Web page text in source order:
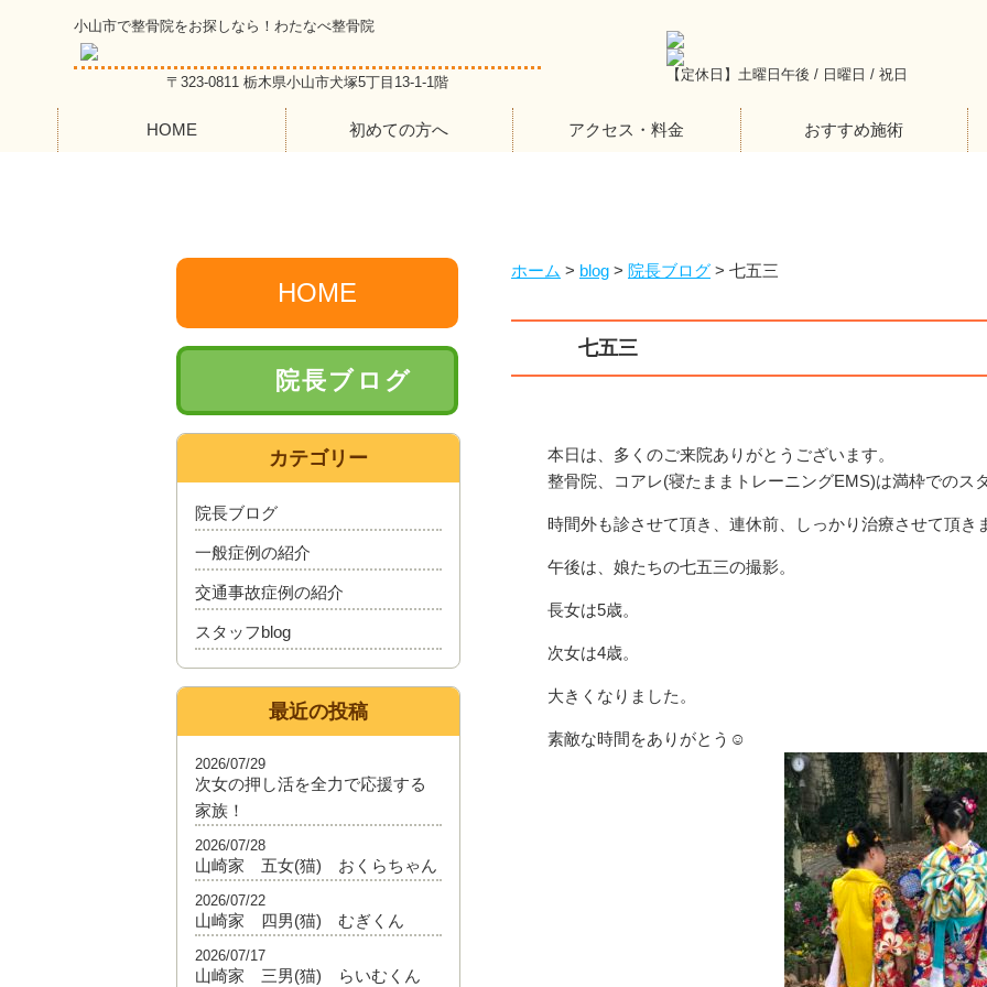
小山市で整骨院をお探しなら！わたなべ整骨院
〒323-0811 栃木県小山市犬塚5丁目13-1-1階 【定休日】土曜日午後 / 日曜日 / 祝日
HOME 初めての方へ アクセス・料金 おすすめ施術
ホーム > blog > 院長ブログ > 七五三
七五三
本日は、多くのご来院ありがとうございます。
整骨院、コアレ(寝たままトレーニングEMS)は満枠でのス
時間外も診させて頂き、連休前、しっかり治療させて頂き
午後は、娘たちの七五三の撮影。
長女は5歳。
次女は4歳。
大きくなりました。
素敵な時間をありがとう☺️
HOME
院長ブログ
カテゴリー
院長ブログ
一般症例の紹介
交通事故症例の紹介
スタッフblog
最近の投稿
次女の押し活を全力で応援する
家族！
2026/07/29
山崎家 五女(猫) おくらちゃん
2026/07/28
山崎家 四男(猫) むぎくん
2026/07/22
山崎家 三男(猫) らいむくん
2026/07/17